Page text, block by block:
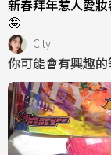
新春拜年惹人愛
🤪
City
你可能會有興趣